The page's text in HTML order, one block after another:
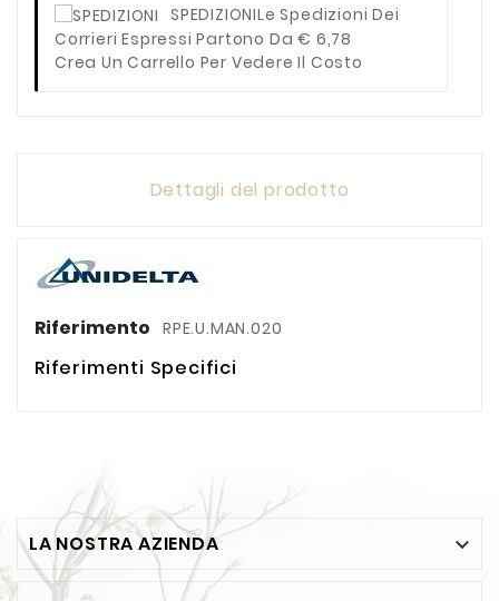
SPEDIZIONILe Spedizioni Dei
Corrieri Espressi Partono Da € 6,78
Crea Un Carrello Per Vedere Il Costo
Dettagli del prodotto
Riferimento RPE.U.MAN.020
Riferimenti Specifici
LA NOSTRA AZIENDA 